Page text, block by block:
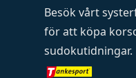
Besök vårt
för att köpa
sudokutidningar.